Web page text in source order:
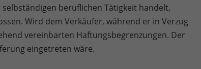
beruflichen Tätigkeit handelt,
Wird dem Verkäufer, während er in Verzug
vereinbarten Haftungsbegrenzungen. Der
eingetreten wäre.